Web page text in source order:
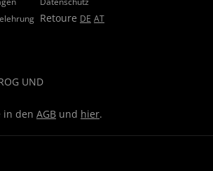
Retoure DE AT
UND
in den AGB und hier.